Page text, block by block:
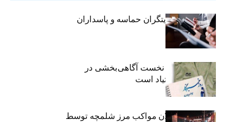
خبرنگاران، روایتگران حماسه و پاسداران
حقیقت
«رسانه» سنگر نخست آگاهی‌بخشی در
پیشگیری از اعتیاد است
نکوداشت فعالان مواکب مرز شلمچه توسط